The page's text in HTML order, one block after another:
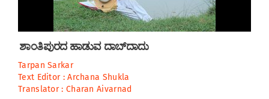
ಶಾಂತಿಪುರದ ಹಾಡುವ ದಾಬ್‌ದಾದು
Tarpan Sarkar
Text Editor :Archana Shukla
Translator : Charan Aivarnad